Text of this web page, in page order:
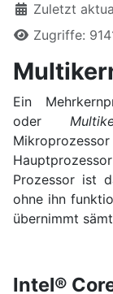
Zuletzt
Zugriffe:
Ein
oder
Prozessor ist
ohne ihn
übernimmt
Intel®